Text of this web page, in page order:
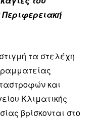
Περιφερειακή
τα στελέχη
και
Κλιματικής
βρίσκονται στο